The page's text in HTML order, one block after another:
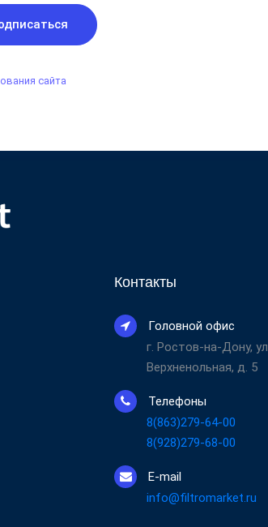
сайта
Контакты
Головной офис
г. Ростов-на-Дону, ул.
Верхненольная, д. 5
Телефоны
8(863)279-64-00
8(928)279-68-00
E-mail
info@filtromarket.ru